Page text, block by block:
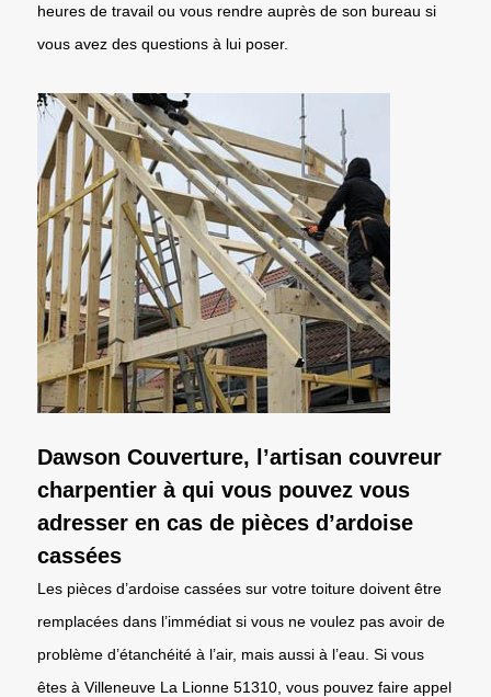
heures de travail ou vous rendre auprès de son bureau si
vous avez des questions à lui poser.
Dawson Couverture, l’artisan couvreur
charpentier à qui vous pouvez vous
adresser en cas de pièces d’ardoise
cassées
Les pièces d’ardoise cassées sur votre toiture doivent être
remplacées dans l’immédiat si vous ne voulez pas avoir de
problème d’étanchéité à l’air, mais aussi à l’eau. Si vous
êtes à Villeneuve La Lionne 51310, vous pouvez faire appel